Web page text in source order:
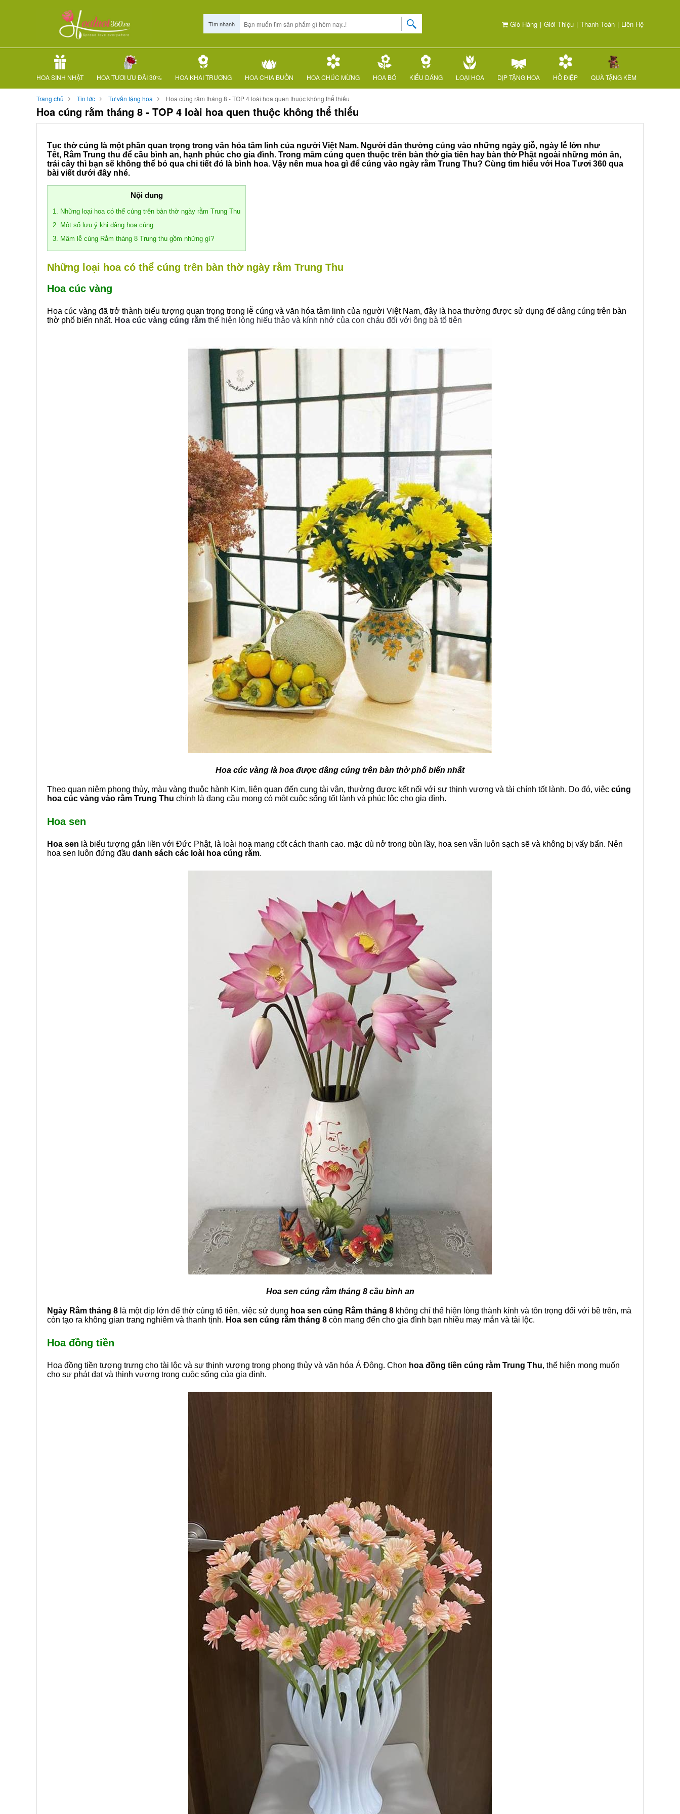
Giỏ Hàng | Giới Thiệu | Thanh Toán | Liên Hệ
Tìm nhanh
HOA SINH NHẬT HOA TƯƠI ƯU ĐÃI 30% HOA KHAI TRƯƠNG HOA CHIA BUỒN HOA CHÚC MỪNG HOA BÓ KIỂU DÁNG LOẠI HOA DỊP TẶNG HOA HỒ ĐIỆP QUÀ TẶNG KÈM
Trang chủ Tin tức Tư vấn tặng hoa Hoa cúng rằm tháng 8 - TOP 4 loài hoa quen thuộc không thể thiếu
Hoa cúng rằm tháng 8 - TOP 4 loài hoa quen thuộc không thể thiếu
Tục thờ cúng là một phần quan trọng trong văn hóa tâm linh của người Việt Nam. Người dân thường cúng vào những ngày giỗ, ngày lễ lớn như
Tết, Rằm Trung thu để cầu bình an, hạnh phúc cho gia đình. Trong mâm cúng quen thuộc trên bàn thờ gia tiên hay bàn thờ Phật ngoài những món ăn,
trái cây thì bạn sẽ không thể bỏ qua chi tiết đó là bình hoa. Vậy nên mua hoa gì để cúng vào ngày rằm Trung Thu? Cùng tìm hiểu với Hoa Tươi 360 qua
bài viết dưới đây nhé.
Nội dung
1. Những loại hoa có thể cúng trên bàn thờ ngày rằm Trung Thu
2. Một số lưu ý khi dâng hoa cúng
3. Mâm lễ cúng Rằm tháng 8 Trung thu gồm những gì?
Những loại hoa có thể cúng trên bàn thờ ngày rằm Trung Thu
Hoa cúc vàng
Hoa cúc vàng đã trở thành biểu tượng quan trọng trong lễ cúng và văn hóa tâm linh của người Việt Nam, đây là hoa thường được sử dụng để dâng cúng trên bàn
thờ phổ biến nhất. Hoa cúc vàng cúng rằm thể hiện lòng hiếu thảo và kính nhớ của con cháu đối với ông bà tổ tiên
Hoa cúc vàng là hoa được dâng cúng trên bàn thờ phổ biến nhất
Theo quan niệm phong thủy, màu vàng thuộc hành Kim, liên quan đến cung tài vận, thường được kết nối với sự thịnh vượng và tài chính tốt lành. Do đó, việc cúng
hoa cúc vàng vào rằm Trung Thu chính là đang cầu mong có một cuộc sống tốt lành và phúc lộc cho gia đình.
Hoa sen
Hoa sen là biểu tượng gắn liền với Đức Phật, là loài hoa mang cốt cách thanh cao. mặc dù nở trong bùn lầy, hoa sen vẫn luôn sạch sẽ và không bị vấy bẩn. Nên
hoa sen luôn đứng đầu danh sách các loài hoa cúng rằm.
Hoa sen cúng rằm tháng 8 cầu bình an
Ngày Rằm tháng 8 là một dịp lớn để thờ cúng tổ tiên, việc sử dụng hoa sen cúng Rằm tháng 8 không chỉ thể hiện lòng thành kính và tôn trọng đối với bề trên, mà
còn tạo ra không gian trang nghiêm và thanh tịnh. Hoa sen cúng rằm tháng 8 còn mang đến cho gia đình bạn nhiều may mắn và tài lộc.
Hoa đồng tiền
Hoa đồng tiền tượng trưng cho tài lộc và sự thịnh vượng trong phong thủy và văn hóa Á Đông. Chọn hoa đồng tiền cúng rằm Trung Thu, thể hiện mong muốn
cho sự phát đạt và thịnh vượng trong cuộc sống của gia đình.